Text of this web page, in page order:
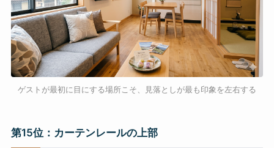
ゲストが最初に目にする場所こそ、見落としが最も印象を左右する
第15位：カーテンレールの上部